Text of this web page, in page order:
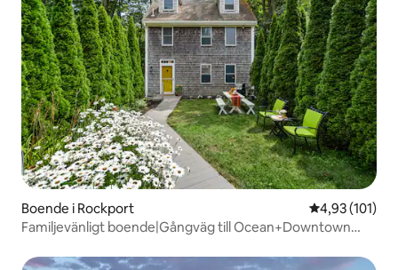
Boende i Rockport 4,93 av 5 i
4,93 (101)
Familjevänligt boende|Gångväg till Ocean+Downtown